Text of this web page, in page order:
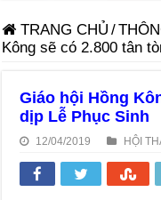
TRANG CHỦ /
Kông sẽ có 2.800 tân
Giáo hội Hồng
dịp Lễ Phục Sinh
12/04/2019 HỘI